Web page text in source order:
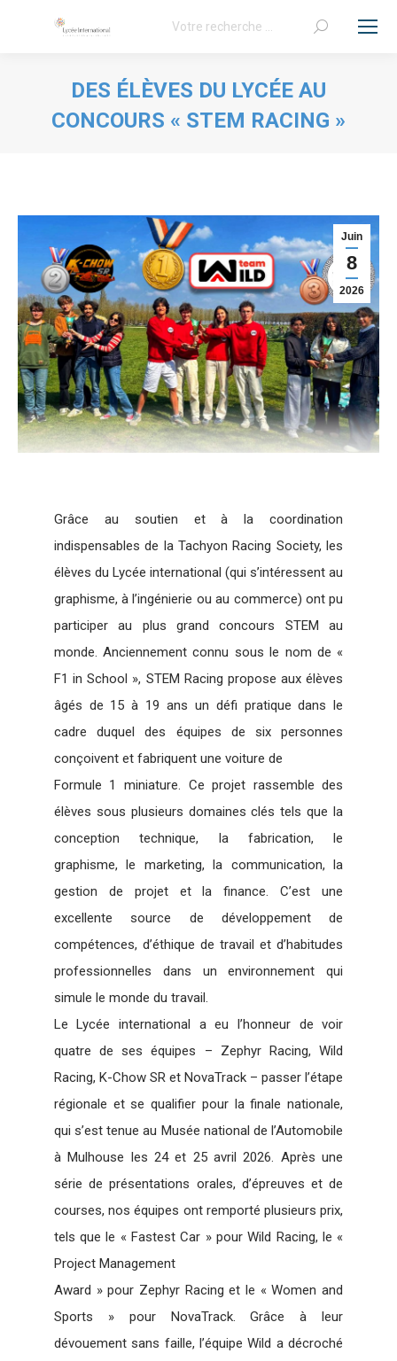
Recherche
DES ÉLÈVES DU LYCÉE AU
CONCOURS « STEM RACING »
Juin
8
2026
Grâce au soutien et à la coordination
indispensables de la Tachyon Racing Society, les
élèves du Lycée international (qui s’intéressent au
graphisme, à l’ingénierie ou au commerce) ont pu
participer au plus grand concours STEM au
monde. Anciennement connu sous le nom de «
F1 in School », STEM Racing propose aux élèves
âgés de 15 à 19 ans un défi pratique dans le
cadre duquel des équipes de six personnes
conçoivent et fabriquent une voiture de
Formule 1 miniature. Ce projet rassemble des
élèves sous plusieurs domaines clés tels que la
conception technique, la fabrication, le
graphisme, le marketing, la communication, la
gestion de projet et la finance. C’est une
excellente source de développement de
compétences, d’éthique de travail et d’habitudes
professionnelles dans un environnement qui
simule le monde du travail.
Le Lycée international a eu l’honneur de voir
quatre de ses équipes – Zephyr Racing, Wild
Racing, K-Chow SR et NovaTrack – passer l’étape
régionale et se qualifier pour la finale nationale,
qui s’est tenue au Musée national de l’Automobile
à Mulhouse les 24 et 25 avril 2026. Après une
série de présentations orales, d’épreuves et de
courses, nos équipes ont remporté plusieurs prix,
tels que le « Fastest Car » pour Wild Racing, le «
Project Management
Award » pour Zephyr Racing et le « Women and
Sports » pour NovaTrack. Grâce à leur
dévouement sans faille, l’équipe Wild a décroché